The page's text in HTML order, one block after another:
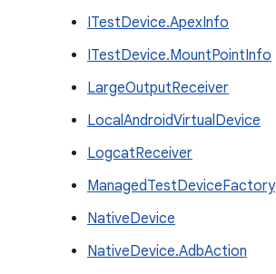
ITestDevice.ApexInfo
ITestDevice.MountPointInfo
LargeOutputReceiver
LocalAndroidVirtualDevice
LogcatReceiver
ManagedTestDeviceFactory
NativeDevice
NativeDevice.AdbAction